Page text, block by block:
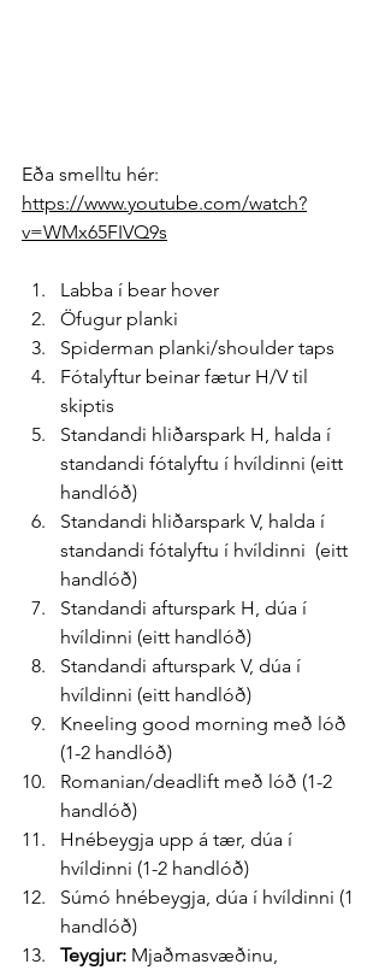
Eða smelltu hér:
https://www.youtube.com/watch?
v=WMx65FIVQ9s
Labba í bear hover
Öfugur planki
Spiderman planki/shoulder taps
Fótalyftur beinar fætur H/V til
skiptis
Standandi hliðarspark H, halda í
standandi fótalyftu í hvíldinni (eitt
handlóð)
Standandi hliðarspark V, halda í
standandi fótalyftu í hvíldinni  (eitt
handlóð)
Standandi afturspark H, dúa í
hvíldinni (eitt handlóð)
Standandi afturspark V, dúa í
hvíldinni (eitt handlóð)
Kneeling good morning með lóð
(1-2 handlóð)
Romanian/deadlift með lóð (1-2
handlóð)
Hnébeygja upp á tær, dúa í
hvíldinni (1-2 handlóð)
Súmó hnébeygja, dúa í hvíldinni (1
handlóð)
Teygjur: Mjaðmasvæðinu,